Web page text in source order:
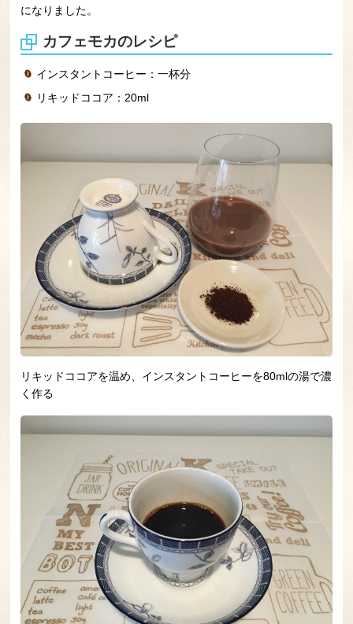
になりました。
カフェモカのレシピ
インスタントコーヒー：一杯分
リキッドココア：20ml
リキッドココアを温め、インスタントコーヒーを80mlの湯で濃
く作る